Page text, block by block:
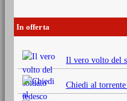
In offerta
Il vero volto del
Chiedi al